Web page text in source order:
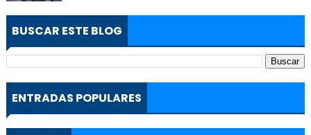
BUSCAR ESTE BLOG
ENTRADAS POPULARES